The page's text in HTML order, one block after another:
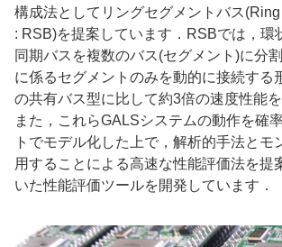
構成法としてリングセグメントバス
: RSB)を提案しています．RSBでは，環
同期バスを複数のバス(セグメント)に分
に係るセグメントのみを動的に接続する
の共有バス型に比して約3倍の速度性能
また，これらGALSシステムの動作を確
トでモデル化した上で，解析的手法とモ
用することによる高速な性能評価法を提
いた性能評価ツールを開発しています．